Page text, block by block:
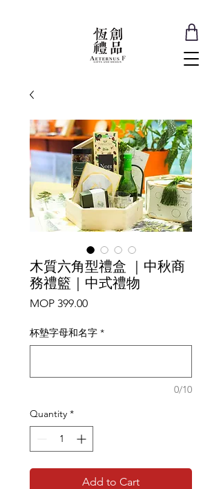
木質六角型禮盒 ｜中秋商
務禮籃｜中式禮物
MOP 399.00Price
杯墊字母和名字 *
0/10
Quantity *
Add to Cart